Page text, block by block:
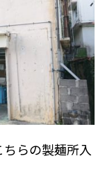
らの製麺所入